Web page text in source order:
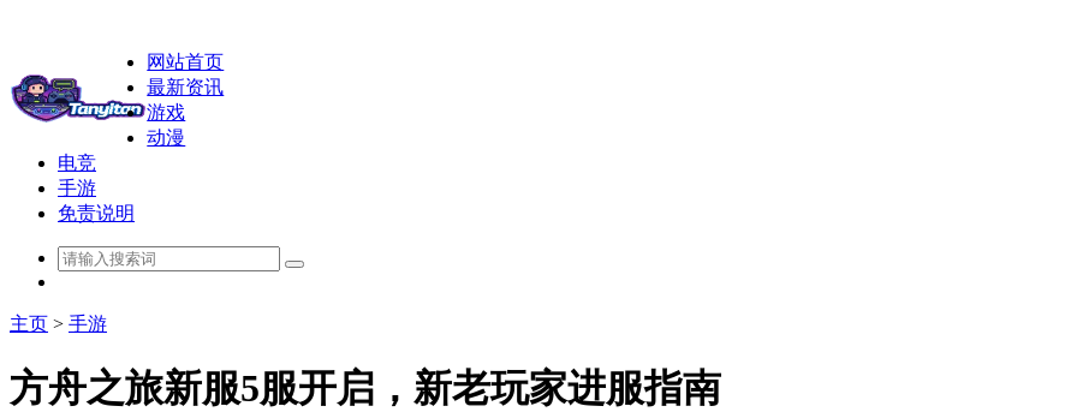
网站首页
最新资讯
游戏
动漫
电竞
手游
免责说明
主页 > 手游
方舟之旅新服5服开启，新老玩家进服指南